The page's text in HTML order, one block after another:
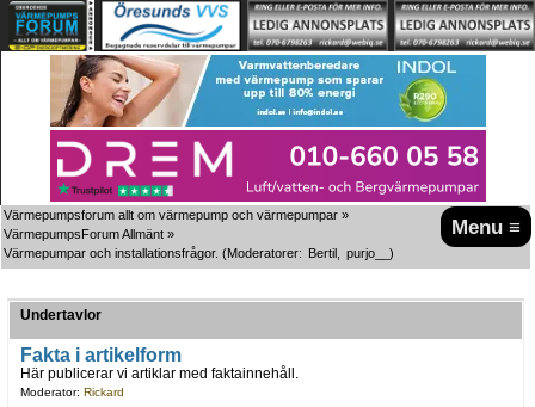
Menu ≡
Värmepumpsforum allt om värmepump och värmepumpar »
VärmepumpsForum Allmänt »
Värmepumpar och installationsfrågor. (Moderatorer: Bertil purjo__ )
Undertavlor
Fakta i artikelform
Här publicerar vi artiklar med faktainnehåll.
Moderator: Rickard